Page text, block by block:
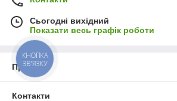
Сьогодні вихідний
Показати весь графік роботи
Про нас
Контакти
КНОПКА
ЗВ'ЯЗКУ